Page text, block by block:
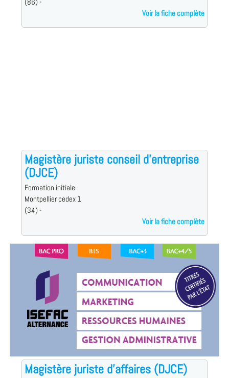
(86) -
Voir la fiche complète
Magistère juriste conseil d'entreprise
(DJCE)
Formation initiale
Montpellier cedex 1
(34) -
Voir la fiche complète
Magistère juriste d'affaires (DJCE)